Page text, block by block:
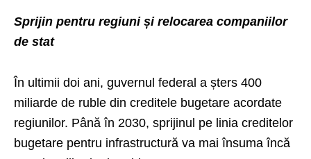
Sprijin pentru regiuni și relocarea companiilor
de stat
În ultimii doi ani, guvernul federal a șters 400
miliarde de ruble din creditele bugetare acordate
regiunilor. Până în 2030, sprijinul pe linia creditelor
bugetare pentru infrastructură va mai însuma încă